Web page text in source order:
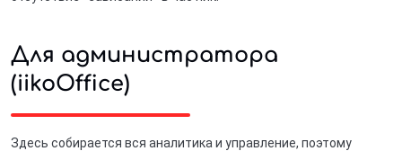
Для администратора
(iikoOffice)
Здесь собирается вся аналитика и управление, поэтому